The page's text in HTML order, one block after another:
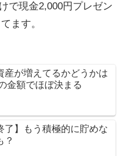
で現金2,000円プレゼン
ます。
産が増えてるかどうかは
金額でほぼ決まる
了】もう積極的に貯めな
？